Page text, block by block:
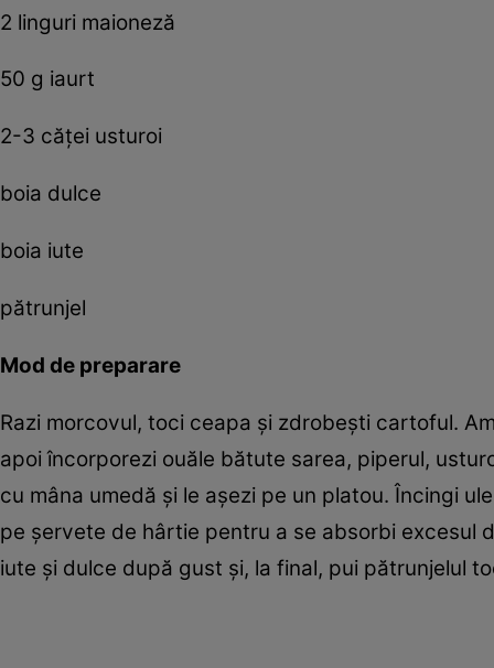
2 linguri maioneză
50 g iaurt
2-3 căţei usturoi
boia dulce
boia iute
pătrunjel
Mod de preparare
Razi morcovul, toci ceapa şi zdrobeşti cartoful.
apoi încorporezi ouăle bătute sarea, piperul,
cu mâna umedă şi le aşezi pe un platou. Încingi
pe şervete de hârtie pentru a se absorbi excesul
iute şi dulce după gust şi, la final, pui pătrunjelul